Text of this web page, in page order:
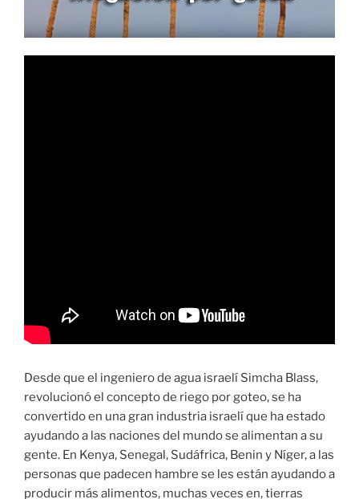
Desde que el ingeniero de agua israelí Simcha Blass,
revolucionó el concepto de riego por goteo, se ha
convertido en una gran industria israelí que ha estado
ayudando a las naciones del mundo se alimentan a su
gente. En Kenya, Senegal, Sudáfrica, Benin y Níger, a las
personas que padecen hambre se les están ayudando a
producir más alimentos, muchas veces en, tierras